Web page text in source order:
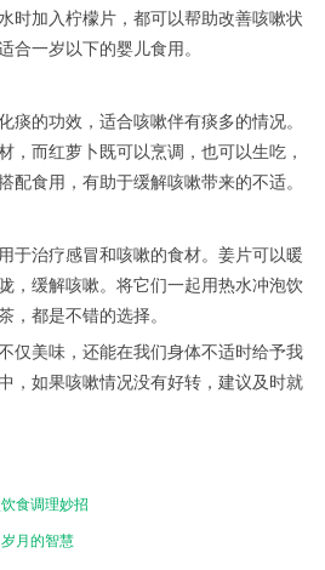
时加入柠檬片，都可以帮助改善咳嗽状
一岁以下的婴儿食用。
的功效，适合咳嗽伴有痰多的情况。
，而红萝卜既可以烹调，也可以生吃，
配食用，有助于缓解咳嗽带来的不适。
治疗感冒和咳嗽的食材。姜片可以暖
，缓解咳嗽。将它们一起用热水冲泡饮
，都是不错的选择。
美味，还能在我们身体不适时给予我
，如果咳嗽情况没有好转，建议及时就
食调理妙招
月的智慧